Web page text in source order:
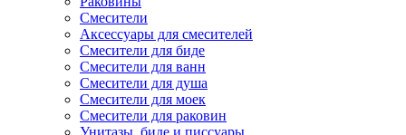
Смесители
Аксессуары для смесителей
Смесители для биде
Смесители для ванн
Смесители для душа
Смесители для моек
Смесители для раковин
Унитазы, биде и писсуары